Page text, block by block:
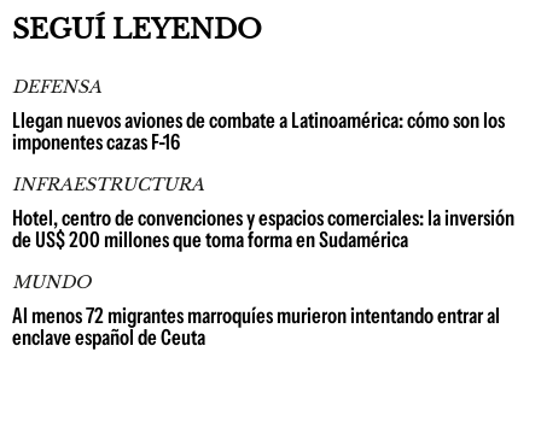
SEGUÍ LEYENDO
DEFENSA
Llegan nuevos aviones de combate a Latinoamérica: cómo son los
imponentes cazas F-16
INFRAESTRUCTURA
Hotel, centro de convenciones y espacios comerciales: la inversión
de US$ 200 millones que toma forma en Sudamérica
MUNDO
Al menos 72 migrantes marroquíes murieron intentando entrar al
enclave español de Ceuta